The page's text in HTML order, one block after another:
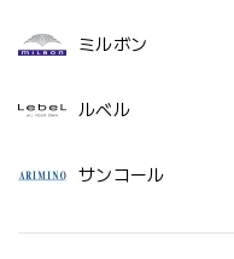
ミルボン
ルベル
サンコール